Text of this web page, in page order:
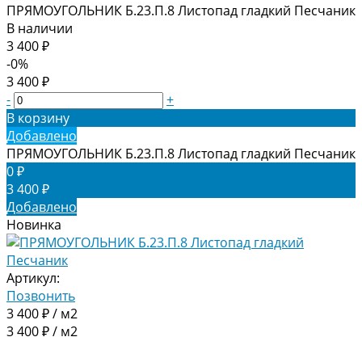
ПРЯМОУГОЛЬНИК Б.23.П.8 Листопад гладкий Песчаник
В наличии
3 400 ₽
-0%
3 400 ₽
-
+
В корзину
Добавлено
ПРЯМОУГОЛЬНИК Б.23.П.8 Листопад гладкий Песчаник
0 ₽
3 400 ₽
Добавлено
Новинка
Артикул:
Позвонить
3 400 ₽ / м2
3 400 ₽ / м2